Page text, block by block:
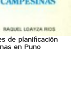
de planificación
en Puno